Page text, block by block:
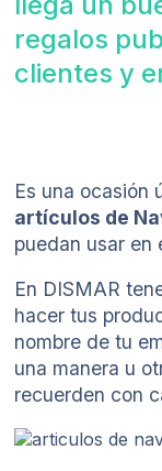
regalos
clientes y
Es una ocasión
artículos de
puedan usar en
En DISMAR
hacer tus
nombre de tu
una manera u
recuerden con